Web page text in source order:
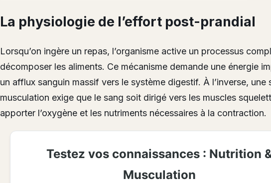
La physiologie de l’effort post-prandial
Lorsqu’on ingère un repas, l’organisme active un processus
décomposer les aliments. Ce mécanisme demande une énergie
un afflux sanguin massif vers le système digestif. À l’inverse, une
musculation exige que le sang soit dirigé vers les muscles
apporter l’oxygène et les nutriments nécessaires à la contraction.
Testez vos connaissances : Nutrition
Musculation